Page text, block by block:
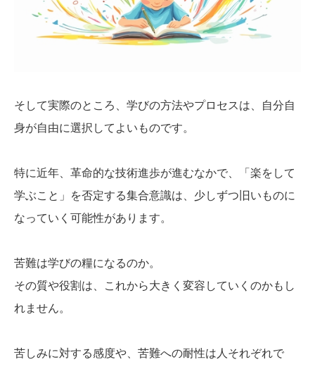
そして実際のところ、学びの方法やプロセスは、自分自
身が自由に選択してよいものです。
特に近年、革命的な技術進歩が進むなかで、「楽をして
学ぶこと」を否定する集合意識は、少しずつ旧いものに
なっていく可能性があります。
苦難は学びの糧になるのか。
その質や役割は、これから大きく変容していくのかもし
れません。
苦しみに対する感度や、苦難への耐性は人それぞれで